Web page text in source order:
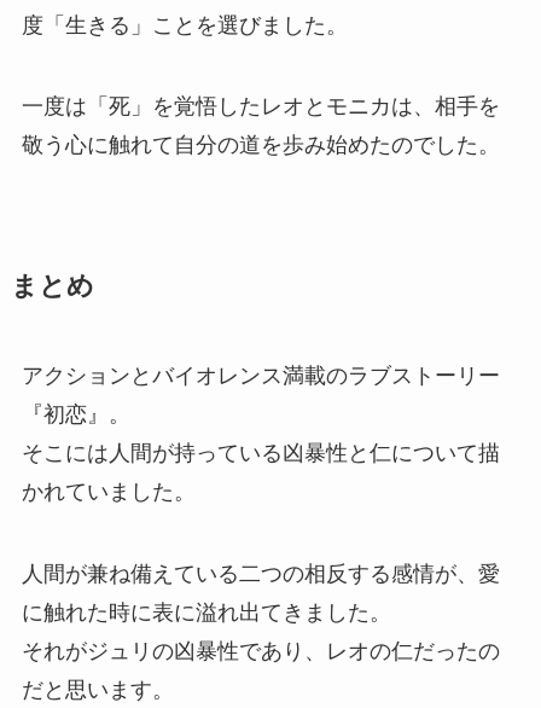
度「生きる」ことを選びました。
一度は「死」を覚悟したレオとモニカは、相手を
敬う心に触れて自分の道を歩み始めたのでした。
まとめ
アクションとバイオレンス満載のラブストーリー
『初恋』。
そこには人間が持っている凶暴性と仁について描
かれていました。
人間が兼ね備えている二つの相反する感情が、愛
に触れた時に表に溢れ出てきました。
それがジュリの凶暴性であり、レオの仁だったの
だと思います。